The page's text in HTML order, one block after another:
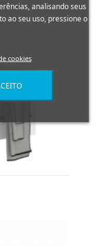
analisando seus
ao seu uso, pressione o
cookies